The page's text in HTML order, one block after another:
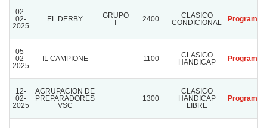
02-
02-
2025
EL DERBY
GRUPO
I
2400
CLASICO
CONDICIONAL
Program
05-
02-
2025
IL CAMPIONE 1100
CLASICO
HANDICAP
Program
12-
02-
2025
AGRUPACION DE
PREPARADORES
VSC
1300
CLASICO
HANDICAP
LIBRE
Program